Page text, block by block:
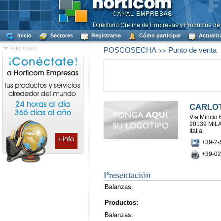
Inicio Sectores Registrarse Cómo participar
POSCOSECHA>> Punto de venta
Via Mincio
20139
Italia
+39-2-
+39-
Presentación
Balanzas.
Productos:
Balanzas.